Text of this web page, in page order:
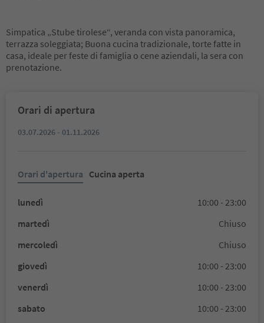
Simpatica „Stube tirolese“, veranda con vista panoramica,
terrazza soleggiata; Buona cucina tradizionale, torte fatte in
casa, ideale per feste di famiglia o cene aziendali, la sera con
prenotazione.
Orari di apertura
03.07.2026 - 01.11.2026
Orari d'apertura Cucina aperta
lunedì
10:00 - 23:00
martedì
Chiuso
mercoledì
Chiuso
giovedì
10:00 - 23:00
venerdì
10:00 - 23:00
sabato
10:00 - 23:00